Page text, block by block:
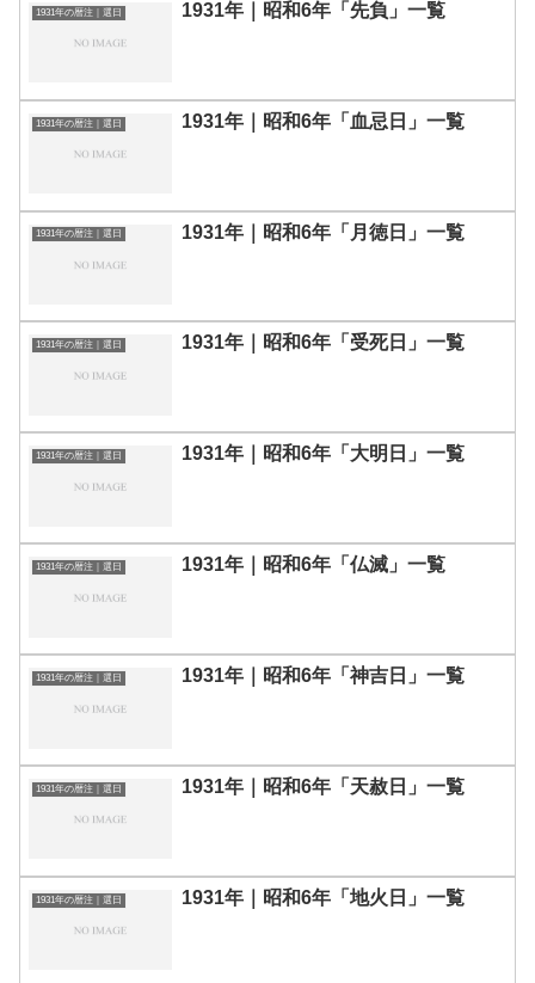
1931年の暦注｜選日 1931年｜昭和6年「先負」一覧
1931年の暦注｜選日 1931年｜昭和6年「血忌日」一覧
1931年の暦注｜選日 1931年｜昭和6年「月徳日」一覧
1931年の暦注｜選日 1931年｜昭和6年「受死日」一覧
1931年の暦注｜選日 1931年｜昭和6年「大明日」一覧
1931年の暦注｜選日 1931年｜昭和6年「仏滅」一覧
1931年の暦注｜選日 1931年｜昭和6年「神吉日」一覧
1931年の暦注｜選日 1931年｜昭和6年「天赦日」一覧
1931年の暦注｜選日 1931年｜昭和6年「地火日」一覧